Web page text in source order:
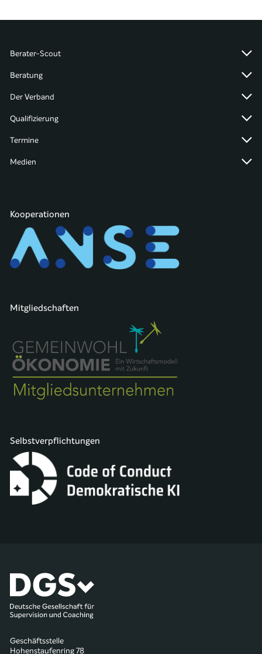
Berater-Scout
Beratung
Der Verband
Qualifizierung
Termine
Medien
Kooperationen
Mitgliedschaften
Selbstverpflichtungen
Geschäftsstelle
Hohenstaufenring 78